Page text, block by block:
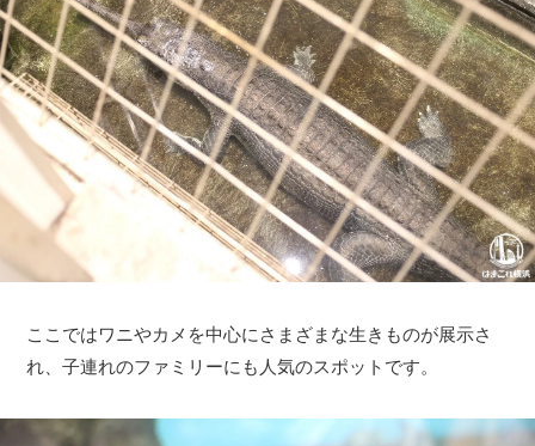
ここではワニやカメを中心にさまざまな生きものが展示さ
れ、子連れのファミリーにも人気のスポットです。